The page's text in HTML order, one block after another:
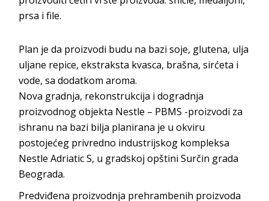
prsa i file.
Plan je da proizvodi budu na bazi soje, glutena, ulja
uljane repice, ekstraksta kvasca, brašna, sirćeta i
vode, sa dodatkom aroma.
Nova gradnja, rekonstrukcija i dogradnja
proizvodnog objekta Nestle – PBMS -proizvodi za
ishranu na bazi bilja planirana je u okviru
postojećeg privredno industrijskog kompleksa
Nestle Adriatic S, u gradskoj opštini Surčin grada
Beograda.
Predviđena proizvodnja prehrambenih proizvoda